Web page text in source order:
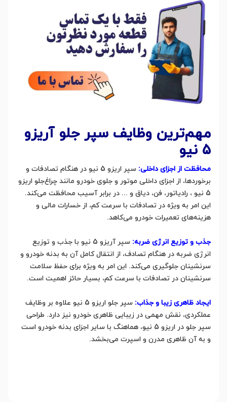
مهم‌ترین وظایف سپر جلو آریزو
5 نیو
محافظت از اجزای داخلی:
سپر اریزو 5 نیو در هنگام تصادفات و
برخوردها، از اجزای داخلی موتور و جلوی خودرو مانند چراغ‌جلو اریزو
5 نیو ، رادیاتور، فن، دیاق و ... در برابر آسیب محافظت می‌کند.
این امر به ویژه در تصادفات با سرعت کم، از خسارات مالی و
هزینه‌های تعمیرات خودرو می‌کاهد.
جذب و توزیع انرژی ضربه:
سپر آریزو 5 نیو با جذب و توزیع
انرژی ضربه در هنگام تصادف، از انتقال کامل آن به بدنه خودرو و
سرنشینان جلوگیری می‌کند. این امر به ویژه برای حفظ سلامت
سرنشینان در تصادفات با سرعت کم، بسیار حائز اهمیت است.
ایجاد ظاهری زیبا و جذاب:
سپر جلو اریزو 5 نیو علاوه بر وظایف
عملکردی، نقش مهمی در زیبایی ظاهری خودرو نیز دارد. طراحی
سپر جلو در اریزو 5 نیو، هماهنگ با سایر اجزای بدنه خودرو است
و به آن ظاهری مدرن و اسپرت می‌بخشد.